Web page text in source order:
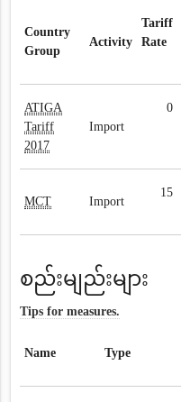
Country
Group
Activity
Tariff
Rate
ATIGA
Tariff
2017
Import
0
MCT Import
15
စည်းမျည်းများ
Tips for measures.
Name Type